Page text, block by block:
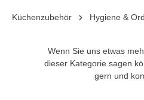
Küchenzubehör Hygiene &
Wenn Sie uns etwas
dieser Kategorie sagen
gern und